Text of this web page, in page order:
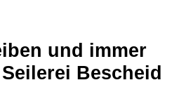
und immer
Bescheid